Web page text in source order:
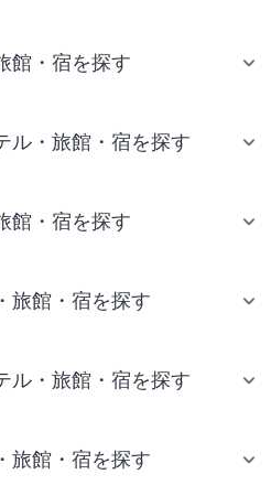
館・宿を探す
ル・旅館・宿を探す
館・宿を探す
旅館・宿を探す
ル・旅館・宿を探す
旅館・宿を探す